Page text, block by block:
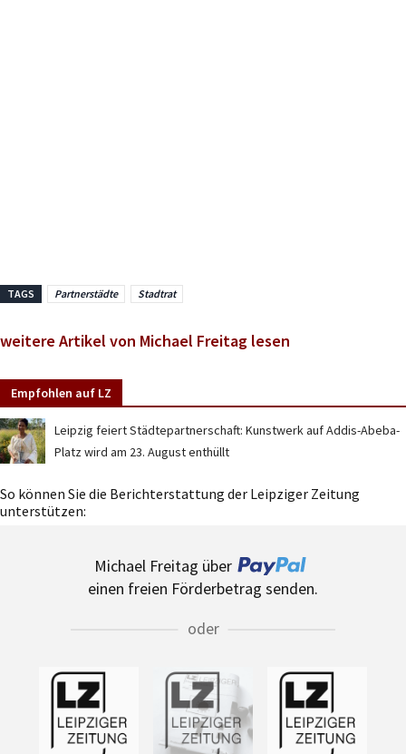
TAGS Partnerstädte Stadtrat
weitere Artikel von Michael Freitag lesen
Empfohlen auf LZ
Leipzig feiert Städtepartnerschaft: Kunstwerk auf Addis-Abeba-
Platz wird am 23. August enthüllt
So können Sie die Berichterstattung der Leipziger Zeitung
unterstützen:
Michael Freitag über
einen freien Förderbetrag senden.
oder